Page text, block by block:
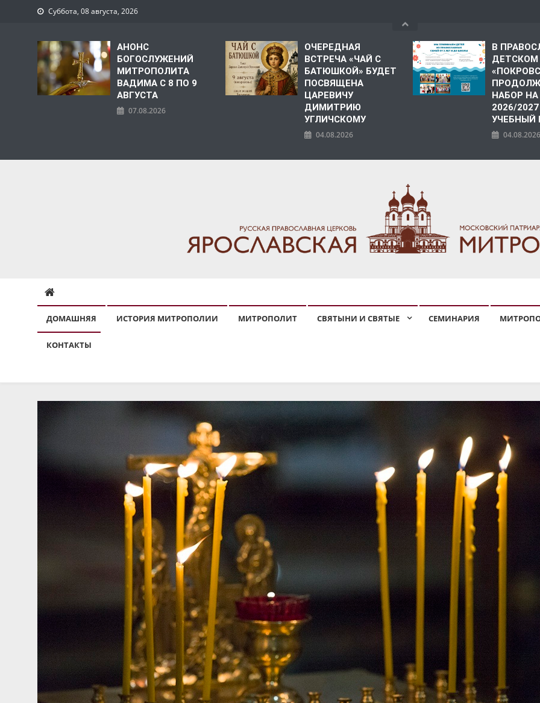
Суббота, 08 августа, 2026
АНОНС
БОГОСЛУЖЕНИЙ
МИТРОПОЛИТА
ВАДИМА С 8 ПО 9
АВГУСТА
07.08.2026
ОЧЕРЕДНАЯ
ВСТРЕЧА «ЧАЙ С
БАТЮШКОЙ» БУДЕТ
ПОСВЯЩЕНА
ЦАРЕВИЧУ
ДИМИТРИЮ
УГЛИЧСКОМУ
04.08.2026
В
ДЕТСКОМ
НАБОР
2026/2027
УЧЕБНЫЙ
ДОМАШНЯЯ ИСТОРИЯ МИТРОПОЛИИ МИТРОПОЛИТ СВЯТЫНИ И СВЯТЫЕ СЕМИНАРИЯ
КОНТАКТЫ